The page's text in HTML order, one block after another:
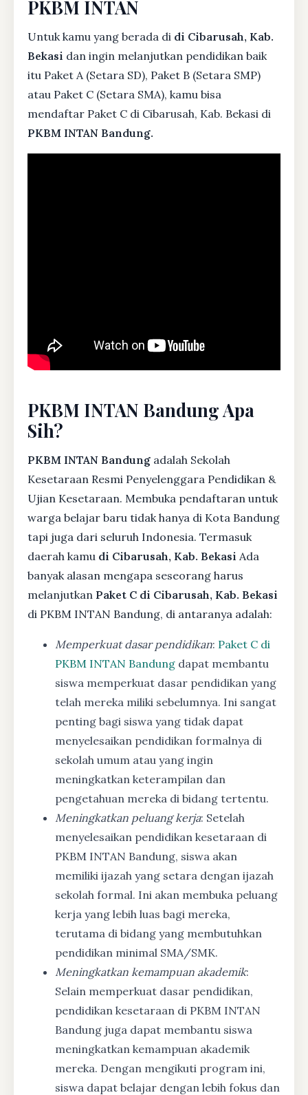
PKBM INTAN
Untuk kamu yang berada di di Cibarusah, Kab.
Bekasi dan ingin melanjutkan pendidikan baik
itu Paket A (Setara SD), Paket B (Setara SMP)
atau Paket C (Setara SMA), kamu bisa
mendaftar Paket C di Cibarusah, Kab. Bekasi di
PKBM INTAN Bandung.
PKBM INTAN Bandung Apa
Sih?
PKBM INTAN Bandung adalah Sekolah
Kesetaraan Resmi Penyelenggara Pendidikan &
Ujian Kesetaraan. Membuka pendaftaran untuk
warga belajar baru tidak hanya di Kota Bandung
tapi juga dari seluruh Indonesia. Termasuk
daerah kamu di Cibarusah, Kab. Bekasi Ada
banyak alasan mengapa seseorang harus
melanjutkan Paket C di Cibarusah, Kab. Bekasi
di PKBM INTAN Bandung, di antaranya adalah:
Memperkuat dasar pendidikan: Paket C di
PKBM INTAN Bandung dapat membantu
siswa memperkuat dasar pendidikan yang
telah mereka miliki sebelumnya. Ini sangat
penting bagi siswa yang tidak dapat
menyelesaikan pendidikan formalnya di
sekolah umum atau yang ingin
meningkatkan keterampilan dan
pengetahuan mereka di bidang tertentu.
Meningkatkan peluang kerja: Setelah
menyelesaikan pendidikan kesetaraan di
PKBM INTAN Bandung, siswa akan
memiliki ijazah yang setara dengan ijazah
sekolah formal. Ini akan membuka peluang
kerja yang lebih luas bagi mereka,
terutama di bidang yang membutuhkan
pendidikan minimal SMA/SMK.
Meningkatkan kemampuan akademik:
Selain memperkuat dasar pendidikan,
pendidikan kesetaraan di PKBM INTAN
Bandung juga dapat membantu siswa
meningkatkan kemampuan akademik
mereka. Dengan mengikuti program ini,
siswa dapat belajar dengan lebih fokus dan